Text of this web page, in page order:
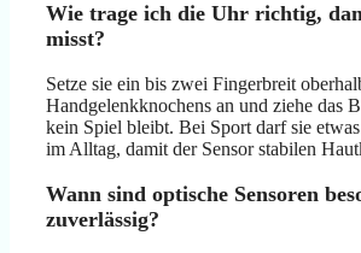
Wie trage ich die Uhr richtig,
misst?
Setze sie ein bis zwei Fingerbreit
Handgelenkknochens an und ziehe das
kein Spiel bleibt. Bei Sport darf sie
im Alltag, damit der Sensor stabilen
Wann sind optische Sensoren
zuverlässig?